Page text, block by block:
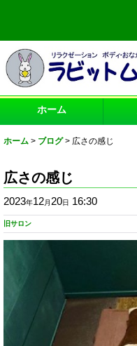
ホーム
ホーム > ブログ > 広さの感じ
広さの感じ
2023年12月 20日 16:30
旧サロン